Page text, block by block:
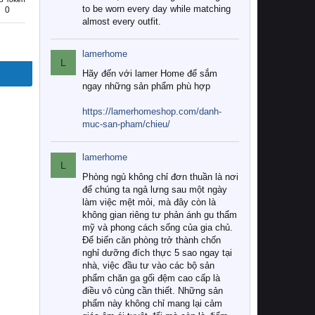
0
to be worn every day while matching
almost every outfit.
L
lamerhome
Hãy đến với lamer Home để sắm
ngay những sản phẩm phù hợp
https://lamerhomeshop.com/danh-
muc-san-pham/chieu/
L
lamerhome
Phòng ngủ không chỉ đơn thuần là nơi
để chúng ta ngả lưng sau một ngày
làm việc mệt mỏi, mà đây còn là
không gian riêng tư phản ánh gu thẩm
mỹ và phong cách sống của gia chủ.
Để biến căn phòng trở thành chốn
nghỉ dưỡng đích thực 5 sao ngay tại
nhà, việc đầu tư vào các bộ sản
phẩm chăn ga gối đệm cao cấp là
điều vô cùng cần thiết. Những sản
phẩm này không chỉ mang lại cảm